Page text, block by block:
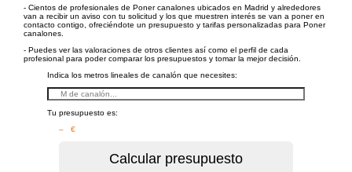
- Cientos de profesionales de Poner canalones ubicados en Madrid y alrededores
van a recibir un aviso con tu solicitud y los que muestren interés se van a poner en
contacto contigo, ofreciéndote un presupuesto y tarifas personalizadas para Poner
canalones.
- Puedes ver las valoraciones de otros clientes así como el perfil de cada
profesional para poder comparar los presupuestos y tomar la mejor decisión.
Indica los metros lineales de canalón que necesites:
Tu presupuesto es:
– €